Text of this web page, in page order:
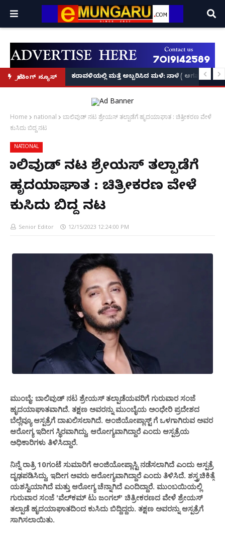
ಬ್ರೇಕಿಂಗ್ ನ್ಯೂಸ್‘ಭಕ್ತ ಪ್ರಹ್ಲಾದ’, ‘ಹೇ ರಾಮ್’!
ಕರಾವಳಿಯಲ್ಲಿ ಮತ್ತೆ ಅಬ್ಬರಿಸಿದ ಮಳೆ: ನಾಳೆ ( ಆಗಷ್ಟ್ 8)
Home national
ಬಾಲಿವುಡ್ ನಟ ಶ್ರೇಯಸ್ ತಲ್ಪಾಡೆಗೆ ಹೃದಯಾಘಾತ : ಚಿತ್ರೀಕರಣ ವೇಳೆ
ಕುಸಿದು ಬಿದ್ದ ನಟ
NATIONAL
ಬಾಲಿವುಡ್ ನಟ ಶ್ರೇಯಸ್ ತಲ್ಪಾಡೆಗೆ
ಹೃದಯಾಘಾತ : ಚಿತ್ರೀಕರಣ ವೇಳೆ
ಕುಸಿದು ಬಿದ್ದ ನಟ
Senior Editor 12/15/2023 12:24:00 PM
ಮುಂಬೈ: ಬಾಲಿವುಡ್ ನಟ ಶ್ರೇಯಸ್ ತಲ್ಪಾಡೆಯವರಿಗೆ ಗುರುವಾರ ಸಂಜೆ
ಹೃದಯಾಘಾತವಾಗಿದೆ. ತಕ್ಷಣ ಅವರನ್ನು ಮುಂಬೈಯ ಅಂಧೇರಿ ಪ್ರದೇಶದ
ಬೆಲ್ಲೆವ್ಯೂ ಆಸ್ಪತ್ರೆಗೆ ದಾಖಲಿಸಲಾಗಿದೆ‌. ಆಂಜಿಯೋಪ್ಲಾಸ್ಟ್ ಗೆ ಒಳಗಾಗಿರುವ ಅವರ
ಆರೋಗ್ಯ ಇದೀಗ ಸ್ಥಿರವಾಗಿದ್ದು, ಆರೋಗ್ಯವಾಗಿದ್ದಾರೆ ಎಂದು ಆಸ್ಪತ್ರೆಯ
ಅಧಿಕಾರಿಗಳು ತಿಳಿಸಿದ್ದಾರೆ.
ನಿನ್ನೆ ರಾತ್ರಿ 10ಗಂಟೆ ಸುಮಾರಿಗೆ ಆಂಜಿಯೋಪ್ಲಾಸ್ಟಿ ನಡೆಸಲಾಗಿದೆ ಎಂದು ಆಸ್ಪತ್ರೆ
ದೃಢಪಡಿಸಿದ್ದು, ಇದೀಗ ಅವರು ಆರೋಗ್ಯವಾಗಿದ್ದಾರೆ ಎಂದು ತಿಳಿಸಿದೆ. ಶಸ್ತ್ರಚಿಕಿತ್ಸೆ
ಯಶಸ್ವಿಯಾಗಿದೆ ಮತ್ತು ಆರೋಗ್ಯ ಚೆನ್ನಾಗಿದೆ ಎಂದಿದ್ದಾರೆ. ಮುಂಬಯಿಯಲ್ಲಿ
ಗುರುವಾರ ಸಂಜೆ 'ವೆಲ್‌ಕಮ್ ಟು ಜಂಗಲ್' ಚಿತ್ರೀಕರಣದ ವೇಳೆ ಶ್ರೇಯಸ್‌
ತಲ್ಪಾಡೆ ಹೃದಯಾಘಾತದಿಂದ ಕುಸಿದು ಬಿದ್ದಿದ್ದರು. ತಕ್ಷಣ ಅವರನ್ನು ಆಸ್ಪತ್ರೆಗೆ
ಸಾಗಿಸಲಾಯಿತು.